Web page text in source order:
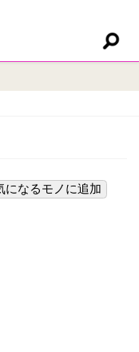
になるモノに追加